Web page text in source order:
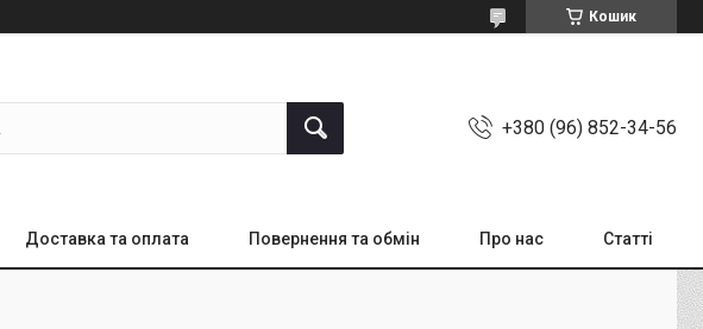
Кошик
+380 (96) 852-34-56
Доставка та оплата Повернення та обмін Про нас Статті